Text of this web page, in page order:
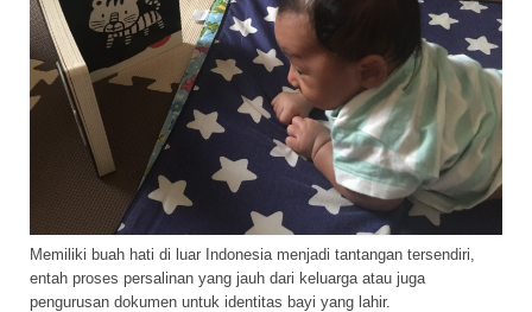
Memiliki buah hati di luar Indonesia menjadi tantangan tersendiri,
entah proses persalinan yang jauh dari keluarga atau juga
pengurusan dokumen untuk identitas bayi yang lahir.